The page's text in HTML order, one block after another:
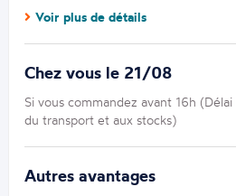
Voir plus de détails
Chez vous le 21/08
Si vous commandez avant 16h
du transport et aux stocks)
Autres avantages